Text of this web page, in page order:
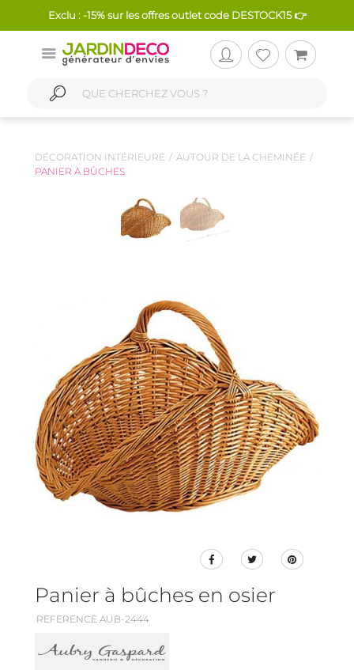
Exclu : -15% sur les offres outlet code DESTOCK15 👉
DÉCORATION INTÉRIEURE
AUTOUR DE LA CHEMINÉE
PANIER À BÛCHES
Panier à bûches en osier
REFERENCE AUB-2444